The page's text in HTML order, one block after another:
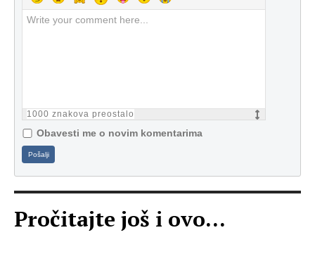
1000 znakova preostalo
Obavesti me o novim komentarima
Pošalji
Pročitajte još i ovo...